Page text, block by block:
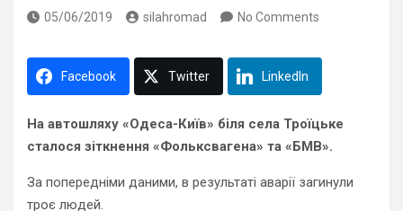
05/06/2019 silahromad No Comments
Facebook Twitter LinkedIn
На автошляху «Одеса-Київ» біля села Троїцьке
сталося зіткнення «Фольксвагена» та «БМВ».
За попередніми даними, в результаті аварії загинули
троє людей.